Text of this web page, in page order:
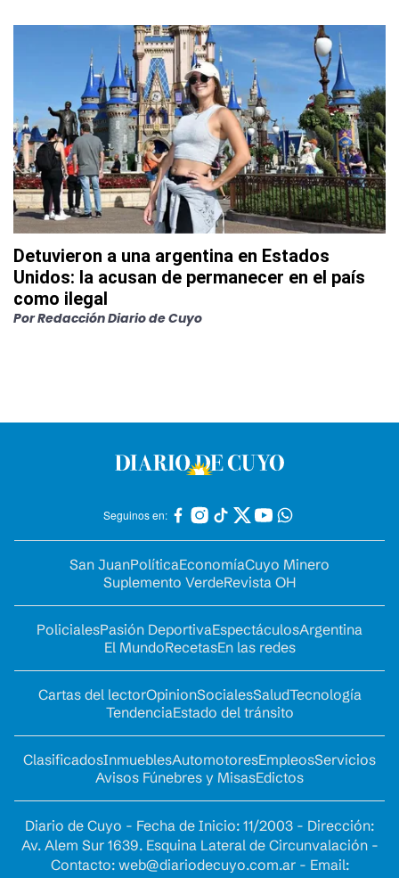
Detuvieron a una argentina en Estados
Unidos: la acusan de permanecer en el país
como ilegal
PorRedacción Diario de Cuyo
Seguinos en:
San JuanPolíticaEconomíaCuyo Minero
Suplemento VerdeRevista OH
PolicialesPasión DeportivaEspectáculosArgentina
El MundoRecetasEn las redes
Cartas del lectorOpinionSocialesSaludTecnología
TendenciaEstado del tránsito
ClasificadosInmueblesAutomotoresEmpleosServicios
Avisos Fúnebres y MisasEdictos
Diario de Cuyo - Fecha de Inicio: 11/2003 - Dirección:
Av. Alem Sur 1639. Esquina Lateral de Circunvalación -
Contacto: web@diariodecuyo.com.ar- Email: